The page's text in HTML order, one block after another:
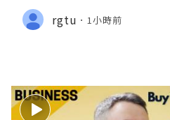
rgtu 1小時前